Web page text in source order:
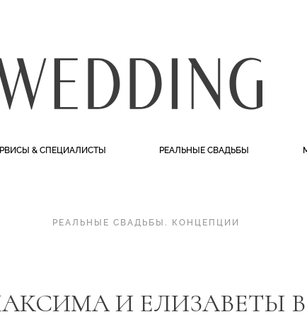
& СПЕЦИАЛИСТЫ РЕАЛЬНЫЕ СВАДЬБЫ
РЕАЛЬНЫЕ СВАДЬБЫ . КОНЦЕПЦИИ
И ЕЛИЗАВЕТЫ В